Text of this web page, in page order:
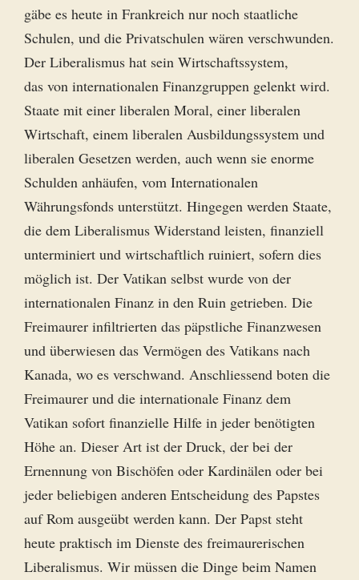
gäbe es heute in Frankreich nur noch staatliche
Schulen, und die Privatschulen wären verschwunden.
Der Liberalismus hat sein Wirtschaftssystem,
das von internationalen Finanzgruppen gelenkt wird.
Staate mit einer liberalen Moral, einer liberalen
Wirtschaft, einem liberalen Ausbildungssystem und
liberalen Gesetzen werden, auch wenn sie enorme
Schulden anhäufen, vom Internationalen
Währungsfonds unterstützt. Hingegen werden Staate,
die dem Liberalismus Widerstand leisten, finanziell
unterminiert und wirtschaftlich ruiniert, sofern dies
möglich ist. Der Vatikan selbst wurde von der
internationalen Finanz in den Ruin getrieben. Die
Freimaurer infiltrierten das päpstliche Finanzwesen
und überwiesen das Vermögen des Vatikans nach
Kanada, wo es verschwand. Anschliessend boten die
Freimaurer und die internationale Finanz dem
Vatikan sofort finanzielle Hilfe in jeder benötigten
Höhe an. Dieser Art ist der Druck, der bei der
Ernennung von Bischöfen oder Kardinälen oder bei
jeder beliebigen anderen Entscheidung des Papstes
auf Rom ausgeübt werden kann. Der Papst steht
heute praktisch im Dienste des freimaurerischen
Liberalismus. Wir müssen die Dinge beim Namen